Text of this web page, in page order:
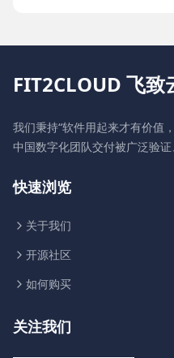
FIT2CLOUD 飞致
我们秉持“软件用起来才有价值
中国数字化团队交付被广泛验证
快速浏览
关于我们
开源社区
如何购买
关注我们